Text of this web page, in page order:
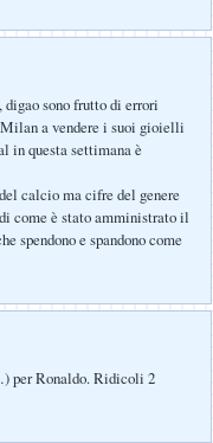
digao sono frutto di errori
a vendere i suoi gioielli
in questa settimana è
calcio ma cifre del genere
come è stato amministrato il
spendono e spandono come
per Ronaldo. Ridicoli 2